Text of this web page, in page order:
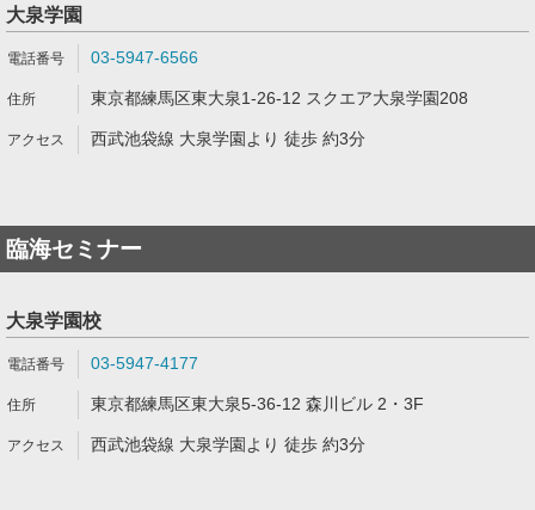
大泉学園
03-5947-6566
東京都練馬区東大泉1-26-12 スクエア大泉学園208
西武池袋線 大泉学園より 徒歩 約3分
臨海セミナー
大泉学園校
03-5947-4177
東京都練馬区東大泉5-36-12 森川ビル 2・3F
西武池袋線 大泉学園より 徒歩 約3分